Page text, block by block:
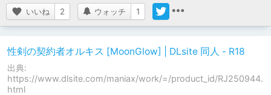
いいね 2 ウォッチ 1
性剣の契約者オルキス [MoonGlow] | DLsite 同人 - R18
出典:
https://www.dlsite.com/maniax/work/=/product_id/RJ250944.
html